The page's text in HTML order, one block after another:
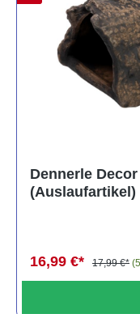
Dennerle
(Auslaufartikel)
16,99 €* 17,99 €*